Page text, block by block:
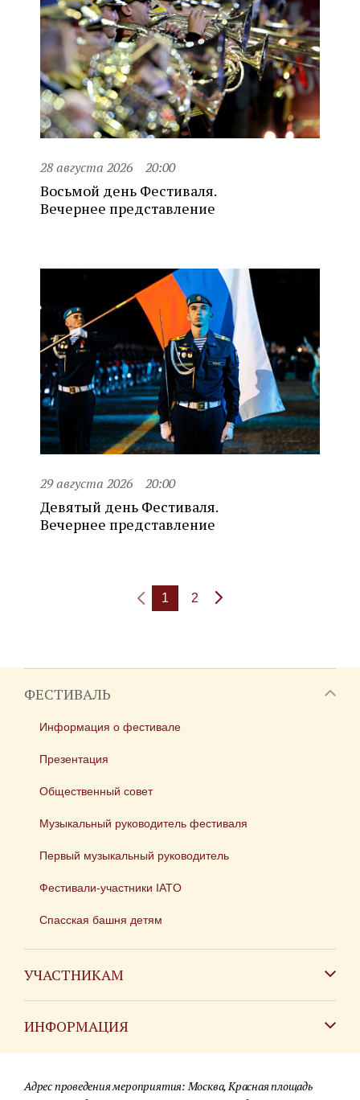
28 августа 2026 20:00
Восьмой день Фестиваля.
Вечернее представление
29 августа 2026 20:00
Девятый день Фестиваля.
Вечернее представление
1 2
ФЕСТИВАЛЬ
Информация о фестивале
Презентация
Общественный совет
Музыкальный руководитель фестиваля
Первый музыкальный руководитель
Фестивали-участники IATO
Спасская башня детям
УЧАСТНИКАМ
ИНФОРМАЦИЯ
Для СМИ
Адрес проведения мероприятия: Москва, Красная площадь